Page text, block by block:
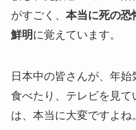
がすごく、 本当に死の恐
鮮明 に覚えています。
日本中の皆さんが、年
食べたり、テレビを見て
は、本当に大変ですよね。